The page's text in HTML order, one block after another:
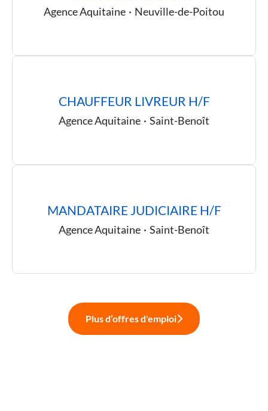
Agence Aquitaine · Neuville-de-Poitou
CHAUFFEUR LIVREUR H/F
Agence Aquitaine · Saint-Benoît
MANDATAIRE JUDICIAIRE H/F
Agence Aquitaine · Saint-Benoît
Plus d’offres d'emploi